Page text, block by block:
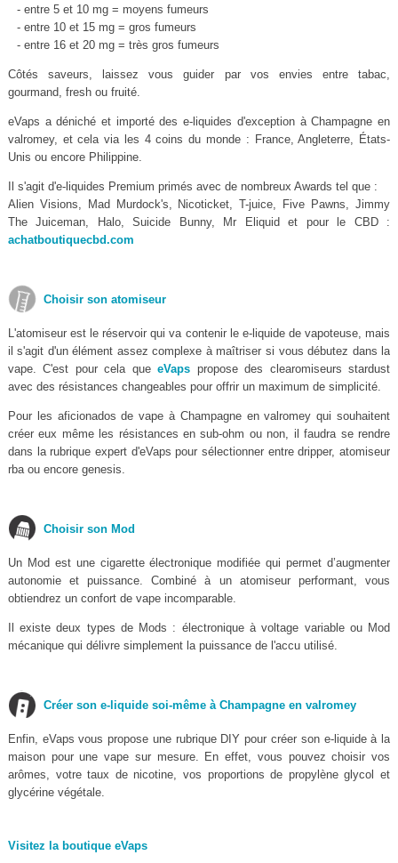
- entre 5 et 10 mg = moyens fumeurs
- entre 10 et 15 mg = gros fumeurs
- entre 16 et 20 mg = très gros fumeurs
Côtés saveurs, laissez vous guider par vos envies entre tabac,
gourmand, fresh ou fruité.
eVaps a déniché et importé des e-liquides d'exception à Champagne en
valromey, et cela via les 4 coins du monde : France, Angleterre, États-
Unis ou encore Philippine.
Il s'agit d'e-liquides Premium primés avec de nombreux Awards tel que :
Alien Visions, Mad Murdock's, Nicoticket, T-juice, Five Pawns, Jimmy
The Juiceman, Halo, Suicide Bunny, Mr Eliquid et pour le CBD :
achatboutiquecbd.com
Choisir son atomiseur
L'atomiseur est le réservoir qui va contenir le e-liquide de vapoteuse, mais
il s'agit d'un élément assez complexe à maîtriser si vous débutez dans la
vape. C'est pour cela queeVaps propose des clearomiseurs stardust
avec des résistances changeables pour offrir un maximum de simplicité.
Pour les aficionados de vape à Champagne en valromey qui souhaitent
créer eux même les résistances en sub-ohm ou non, il faudra se rendre
dans la rubrique expert d'eVaps pour sélectionner entre dripper, atomiseur
rba ou encore genesis.
Choisir son Mod
Un Mod est une cigarette électronique modifiée qui permet d’augmenter
autonomie et puissance. Combiné à un atomiseur performant, vous
obtiendrez un confort de vape incomparable.
Il existe deux types de Mods : électronique à voltage variable ou Mod
mécanique qui délivre simplement la puissance de l'accu utilisé.
Créer son e-liquide soi-même à Champagne en valromey
Enfin, eVaps vous propose une rubrique DIY pour créer son e-liquide à la
maison pour une vape sur mesure. En effet, vous pouvez choisir vos
arômes, votre taux de nicotine, vos proportions de propylène glycol et
glycérine végétale.
Visitez la boutique eVaps